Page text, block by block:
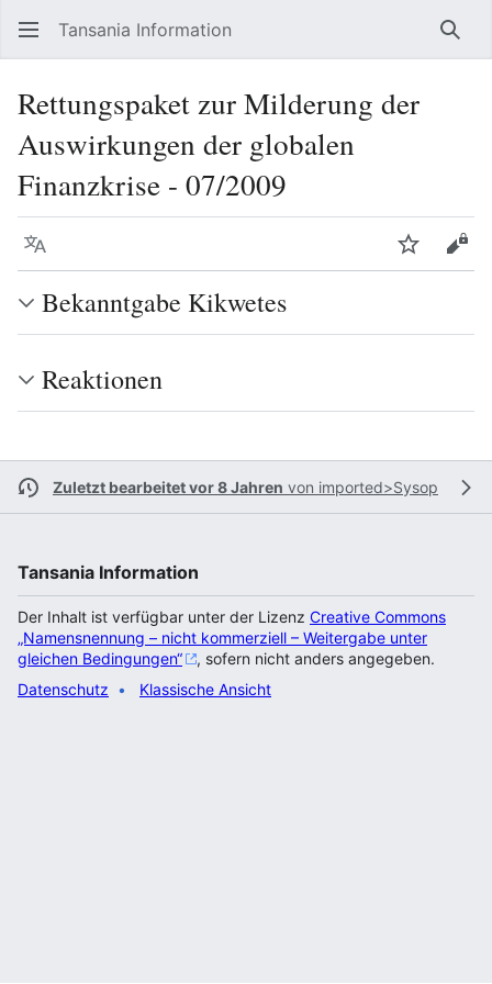
Tansania Information
Rettungspaket zur Milderung der
Auswirkungen der globalen
Finanzkrise - 07/2009
Sprache
Bekanntgabe Kikwetes
Reaktionen
Zuletzt bearbeitet vor 8 Jahren von imported>Sysop
Tansania Information
Der Inhalt ist verfügbar unter der Lizenz Creative Commons
„Namensnennung – nicht kommerziell – Weitergabe unter
gleichen Bedingungen“
, sofern nicht anders angegeben.
Datenschutz
Klassische Ansicht